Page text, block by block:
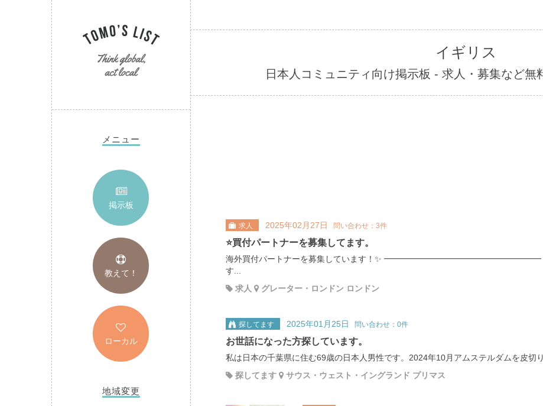
メニュー
掲示板
教えて！
ローカル
地域変更
イギリス
日本人コミュニティ向け掲示板 - 求人・募集など無
求人 2025年02月27日 問い合わせ：3件
⭐️買付パートナーを募集してます。
海外買付パートナーを募集しています！✨ ━━━━━━━━━━━━━━━━━━━ はじ
す...
求人
グレーター・ロンドン ロンドン
探してます 2025年01月25日 問い合わせ：0件
お世話になった方探しています。
私は日本の千葉県に住む69歳の日本人男性です。2024年10月アムステルダムを皮切
探してます
サウス・ウェスト・イングランド プリマス